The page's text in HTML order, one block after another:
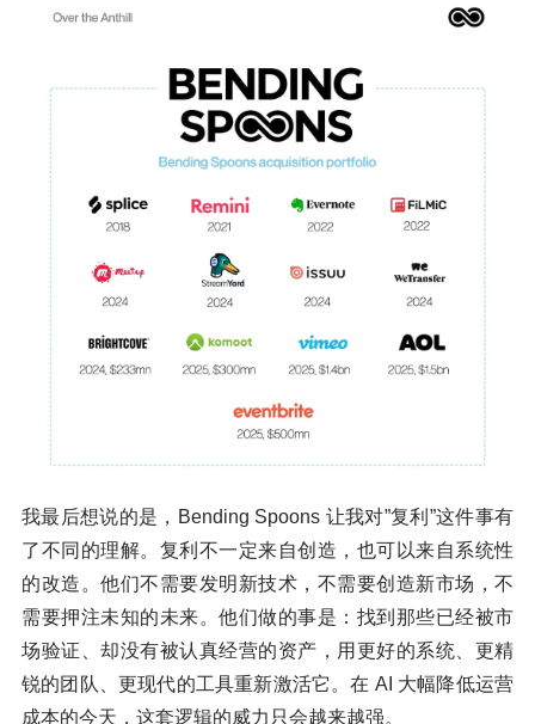
我最后想说的是，Bending Spoons 让我对”复利”这件事有
了不同的理解。复利不一定来自创造，也可以来自系统性
的改造。他们不需要发明新技术，不需要创造新市场，不
需要押注未知的未来。他们做的事是：找到那些已经被市
场验证、却没有被认真经营的资产，用更好的系统、更精
锐的团队、更现代的工具重新激活它。在 AI 大幅降低运营
成本的今天，这套逻辑的威力只会越来越强。